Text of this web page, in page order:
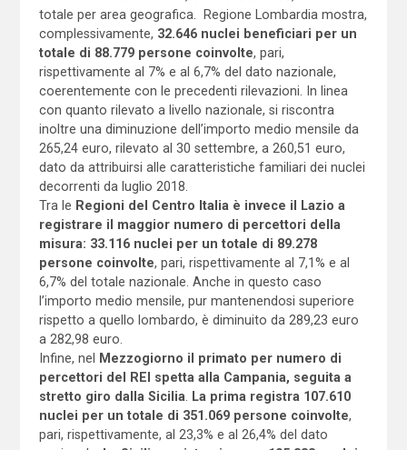
totale per area geografica. Regione Lombardia mostra,
complessivamente, 32.646 nuclei beneficiari per un
totale di 88.779 persone coinvolte, pari,
rispettivamente al 7% e al 6,7% del dato nazionale,
coerentemente con le precedenti rilevazioni. In linea
con quanto rilevato a livello nazionale, si riscontra
inoltre una diminuzione dell’importo medio mensile da
265,24 euro, rilevato al 30 settembre, a 260,51 euro,
dato da attribuirsi alle caratteristiche familiari dei nuclei
decorrenti da luglio 2018.
Tra le Regioni del Centro Italia è invece il Lazio a
registrare il maggior numero di percettori della
misura: 33.116 nuclei per un totale di 89.278
persone coinvolte, pari, rispettivamente al 7,1% e al
6,7% del totale nazionale. Anche in questo caso
l’importo medio mensile, pur mantenendosi superiore
rispetto a quello lombardo, è diminuito da 289,23 euro
a 282,98 euro.
Infine, nel Mezzogiorno il primato per numero di
percettori del REI spetta alla Campania, seguita a
stretto giro dalla Sicilia La prima registra 107.610
nuclei per un totale di 351.069 persone coinvolte,
pari, rispettivamente, al 23,3% e al 26,4% del dato